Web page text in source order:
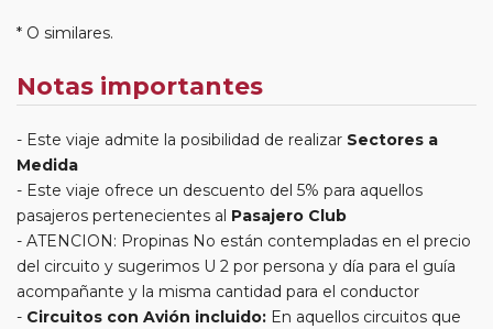
* O similares.
Notas importantes
Este viaje admite la posibilidad de realizar Sectores a
Medida
Este viaje ofrece un descuento del 5% para aquellos
pasajeros pertenecientes al Pasajero Club
ATENCION: Propinas No están contempladas en el precio
del circuito y sugerimos U 2 por persona y día para el guía
acompañante y la misma cantidad para el conductor
Circuitos con Avión incluido: En aquellos circuitos que